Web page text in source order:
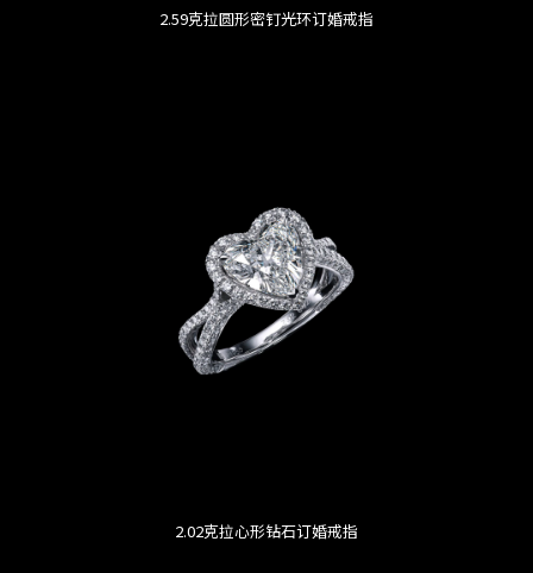
2.59克拉圆形密钉光环订婚戒指
2.02克拉心形钻石订婚戒指